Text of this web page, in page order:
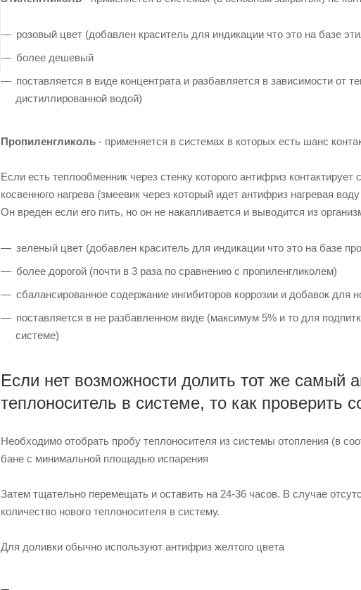
розовый цвет (добавлен краситель для индикации что это на базе
более дешевый
поставляется в виде концентрата и разбавляется в зависимости от
дистиллированной водой)
Пропиленгликоль - применяется в системах в которых есть шанс
Если есть теплообменник через стенку которого антифриз
косвенного нагрева (змеевик через который идет антифриз нагревая
Он вреден если его пить, но он не накапливается и выводится из
зеленый цвет (добавлен краситель для индикации что это на базе
более дорогой (почти в 3 раза по сравнению с пропиленгликолем)
сбалансированное содержание ингибиторов коррозии и добавок для
поставляется в не разбавленном виде (максимум 5% и то для
системе)
Если нет возможности долить тот же самый
теплоноситель в системе, то как
Необходимо отобрать пробу теплоносителя из системы отопления (в
бане с минимальной площадью испарения
Затем тщательно перемещать и оставить на 24-36 часов. В случае
количество нового теплоносителя в систему.
Для доливки обычно используют антифриз желтого цвета